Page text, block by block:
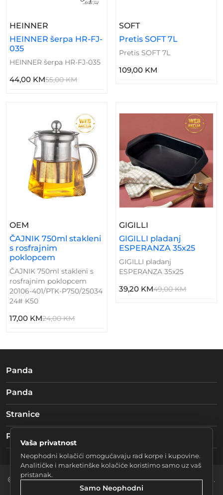
HEINNER – HEINNER Šerpa HR-FJ-035
HEINNER šerpa HR-FJ-
035
HEINNER šerpa HR-FJ-035
44,00 KM55,00 KM
SOFT– Pretis SOFT 7L
Pretis SOFT 7L
Pretis SOFT 7L
109,00 KM
OEM – ČAJNIK 750ml Stakleni S Rosfrajnim
ČAJNIK 750ml stakleni
s rosfrajnim
poklopcem
ČAJNIK 750ml stakleni s
rosfrajnim poklopcem
20106-401/PTK-P750/25034
24# K50
17,00 KM24,00 KM
GIGILLI
GIGILLI pladanj
ESPERANZA 35x25
GIGILLI pladanj
ESPERANZA 35x25
39,20 KM49,00 KM
Panda
Panda
Stranice
Pratite nas
2026 Braća mučke d.o.o. Sarajevo. Sva prava zadržana.
Vaša privatnost
Neophodni kolačići omogućavaju rad korpe i kupovine.
Analitičke i marketinške kolačiće koristimo samo uz vaš
pristanak.
Samo Neophodni